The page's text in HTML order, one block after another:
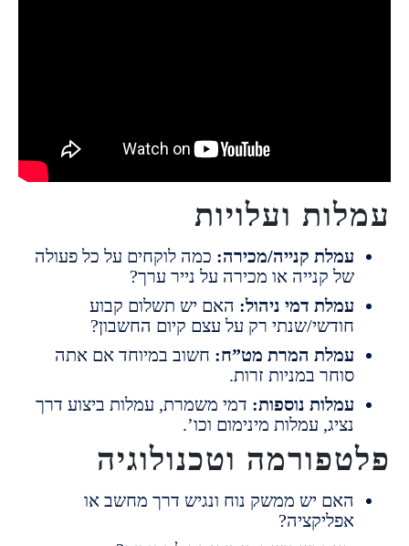
ועלויות
עמלת קנייה/מכירה:כמה לוקחים על כל פעולה
של קנייה או מכירה על נייר ערך?
עמלת דמי ניהול:האם יש תשלום קבוע
חודשי/שנתי רק על עצם קיום החשבון?
עמלת המרת מט”ח:חשוב במיוחד אם אתה
סוחר במניות זרות.
עמלות נוספות: דמי משמרת, עמלות ביצוע דרך
נציג, עמלות מינימום וכו’.
וטכנולוגיה
האם יש ממשק נוח ונגיש דרך מחשב או
אפליקציה?